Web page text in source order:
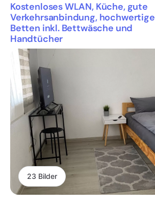
Kostenloses WLAN, Küche, gute
Verkehrsanbindung, hochwertige
Betten inkl. Bettwäsche und
Handtücher
23 Bilder